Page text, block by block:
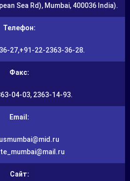
Sea Rd), Mumbai, 400036 India).
Телефон:
27,+91-22-2363-36-28.
Факс:
04-03, 2363-14-93.
Email:
Сайт: